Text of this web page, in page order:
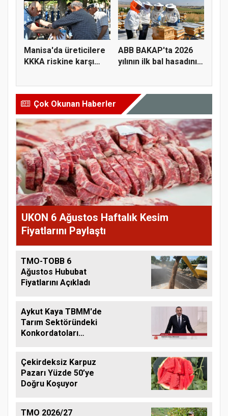
Manisa'da üreticilere
KKKA riskine karşı
ABB BAKAP'ta 2026
yılının ilk bal hasadını
Çok Okunan Haberler
UKON 6 Ağustos Haftalık Kesim
Fiyatlarını Paylaştı
TMO-TOBB 6
Ağustos Hububat
Fiyatlarını Açıkladı
Aykut Kaya TBMM'de
Tarım Sektöründeki
Konkordatoları
Çekirdeksiz Karpuz
Pazarı Yüzde 50’ye
Doğru Koşuyor
TMO 2026/27